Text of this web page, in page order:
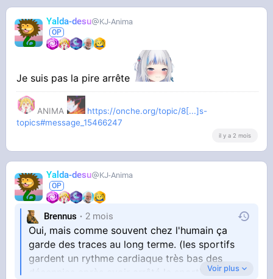
Yalda-desu KJ-Anima
Je suis pas la pire arrête
ANIMA
https://onche.org/topic/8[...]s-
topics#message_15466247
il y a 2 mois
Yalda-desu KJ-Anima
Brennus 2 mois
Oui, mais comme souvent chez l'humain ça
garde des traces au long terme. (les sportifs
gardent un rythme cardiaque très bas des
décennies après avoir arrêté le sport)
Voir plus